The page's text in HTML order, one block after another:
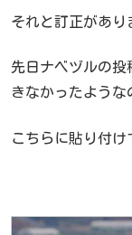
それと訂正があり
先日ナベヅルの投
きなかったような
こちらに貼り付